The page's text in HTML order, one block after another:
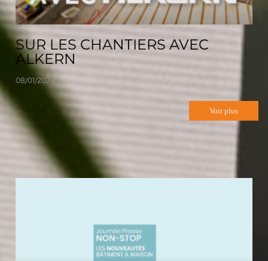
SUR LES CHANTIERS AVEC
ALKERN
08/01/2024
Voir plus